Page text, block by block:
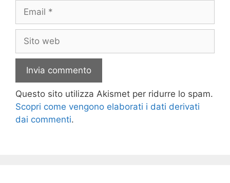
Email
Sito
web
Questo sito utilizza Akismet per ridurre lo spam.
Scopri come vengono elaborati i dati derivati
dai commenti.